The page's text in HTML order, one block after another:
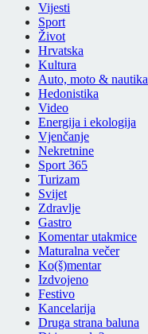
Vijesti
Sport
Život
Hrvatska
Kultura
Auto, moto & nautika
Hedonistika
Video
Energija i ekologija
Vjenčanje
Nekretnine
Sport 365
Turizam
Svijet
Zdravlje
Gastro
Komentar utakmice
Maturalna večer
Ko(š)mentar
Izdvojeno
Festivo
Kancelarija
Druga strana baluna